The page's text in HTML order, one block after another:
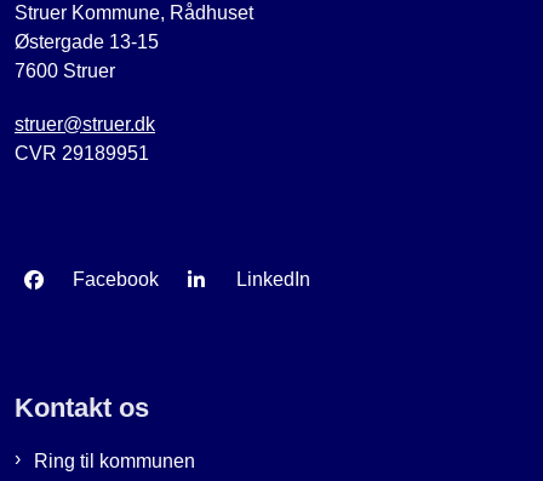
Struer Kommune, Rådhuset
Østergade 13-15
7600 Struer
struer@struer.dk
CVR 29189951
Facebook LinkedIn
Kontakt os
Ring til kommunen